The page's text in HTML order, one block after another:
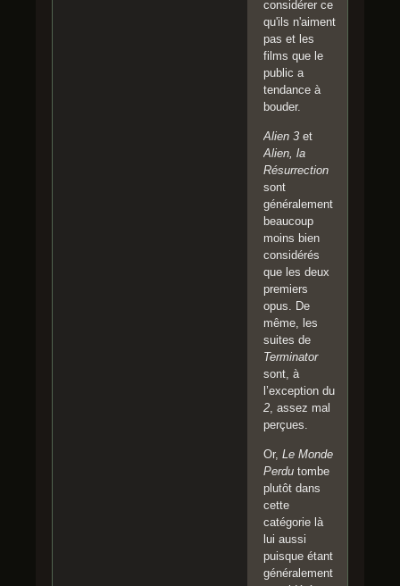
considérer ce
qu'ils n'aiment
pas et les
films que le
public a
tendance à
bouder.
Alien 3 et
Alien, la
Résurrection
sont
généralement
beaucoup
moins bien
considérés
que les deux
premiers
opus. De
même, les
suites de
Terminator
sont, à
l’exception du
2 , assez mal
perçues.
Or, Le Monde
Perdu tombe
plutôt dans
cette
catégorie là
lui aussi
puisque étant
généralement